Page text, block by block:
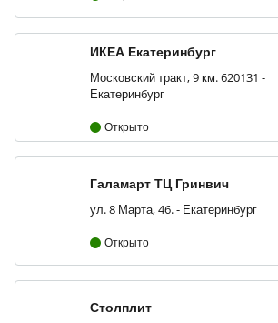
ИКЕА Екатеринбург
Московский тракт, 9 км. 620131 -
Екатеринбург
Открыто
Галамарт ТЦ Гринвич
ул. 8 Марта, 46. - Екатеринбург
Открыто
Столплит